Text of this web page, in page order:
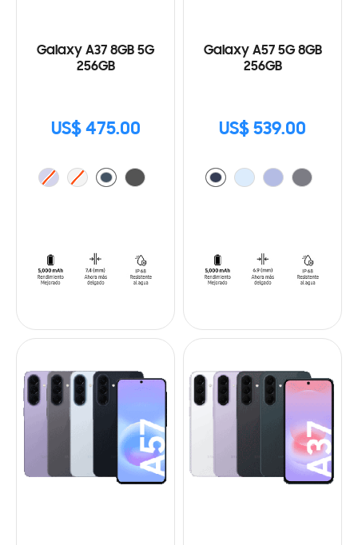
Galaxy A37 8GB 5G
256GB
US$ 475.00
Galaxy A57 5G 8GB
256GB
US$ 539.00